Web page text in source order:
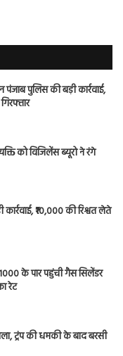
पंजाब पुलिस की बड़ी कार्रवाई,
को विजिलेंस ब्यूरो ने रंगे
₹10,000 की रिश्वत लेते
के पार पहुंची गैस सिलेंडर
रेट
ट्रंप की धमकी के बाद बरसी